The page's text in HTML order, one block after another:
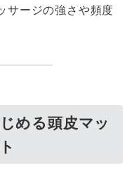
サージの強さや頻度
める頭皮マッ